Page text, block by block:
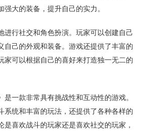
大的装备，提升自己的实力。
进行社交和角色扮演。玩家可以创建自己
自己的外观和装备。游戏还提供了丰富的
家可以根据自己的喜好来打造独一无二的
是一款非常具有挑战性和互动性的游戏。
系统和丰富的玩法，还提供了各种各样的
是喜欢战斗的玩家还是喜欢社交的玩家，